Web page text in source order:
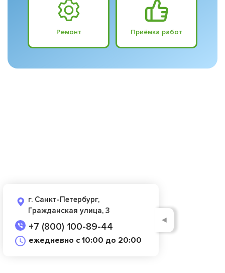
Ремонт Приёмка работ
г. Санкт-Петербург,
Гражданская улица, 3
+7 (800) 100-89-44
ежедневно с 10:00 до 20:00
◄